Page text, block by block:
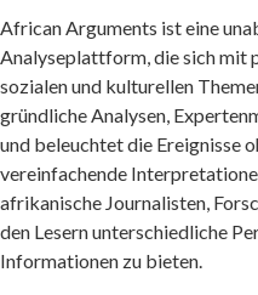
African Arguments ist eine
Analyseplattform, die sich mit
sozialen und kulturellen
gründliche Analysen,
und beleuchtet die Ereignisse
vereinfachende
afrikanische Journalisten,
den Lesern unterschiedliche
Informationen zu bieten.